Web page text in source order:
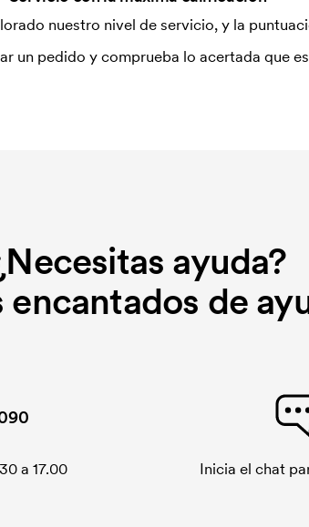
nuestro nivel de servicio, y la
un pedido y comprueba lo acertada que
ayuda?
encantados de
a 17.00 Inicia el chat